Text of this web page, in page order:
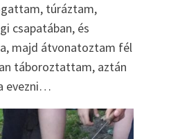
túráztam,
csapatában, és
majd átvonatoztam fél
táboroztattam, aztán
evezni…